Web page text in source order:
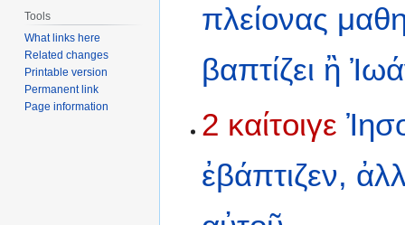
πλείονας
βαπτίζει ἢ
2 καίτοιγε
ἐβάπτιζεν,
Tools
What links here
Related changes
Printable version
Permanent link
Page information